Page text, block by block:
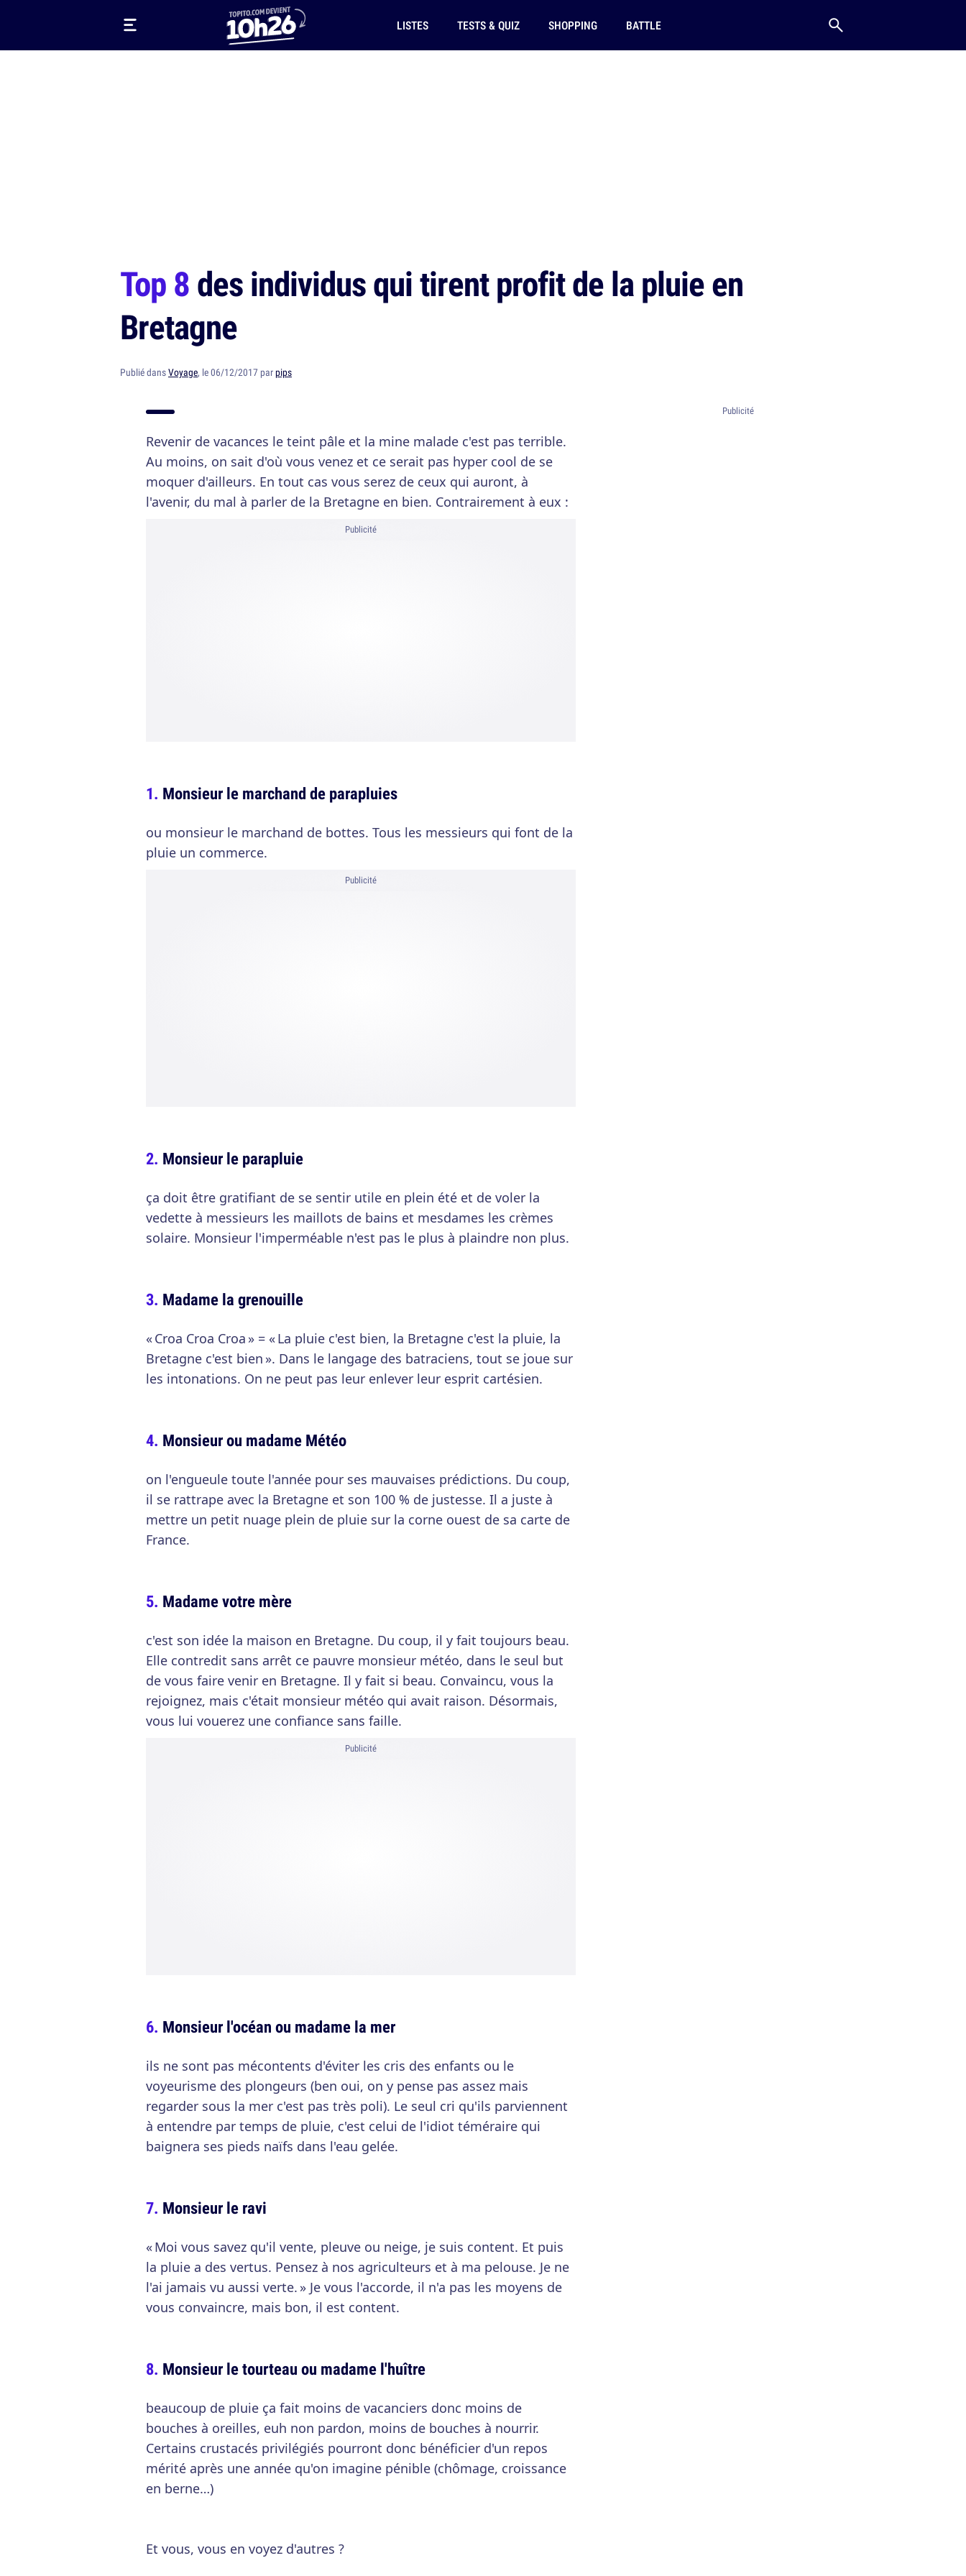
LISTES TESTS & QUIZ SHOPPING BATTLE
Top 8des individus qui tirent profit de la pluie en
Bretagne
Publié dansVoyage, le 06/12/2017 parpips
Revenir de vacances le teint pâle et la mine malade c'est pas terrible.
Au moins, on sait d'où vous venez et ce serait pas hyper cool de se
moquer d'ailleurs. En tout cas vous serez de ceux qui auront, à
l'avenir, du mal à parler de la Bretagne en bien. Contrairement à eux :
Publicité
Monsieur le marchand de parapluies
ou monsieur le marchand de bottes. Tous les messieurs qui font de la
pluie un commerce.
Publicité
Monsieur le parapluie
ça doit être gratifiant de se sentir utile en plein été et de voler la
vedette à messieurs les maillots de bains et mesdames les crèmes
solaire. Monsieur l'imperméable n'est pas le plus à plaindre non plus.
Madame la grenouille
« Croa Croa Croa » = « La pluie c'est bien, la Bretagne c'est la pluie, la
Bretagne c'est bien ». Dans le langage des batraciens, tout se joue sur
les intonations. On ne peut pas leur enlever leur esprit cartésien.
Monsieur ou madame Météo
on l'engueule toute l'année pour ses mauvaises prédictions. Du coup,
il se rattrape avec la Bretagne et son 100 % de justesse. Il a juste à
mettre un petit nuage plein de pluie sur la corne ouest de sa carte de
France.
Madame votre mère
c'est son idée la maison en Bretagne. Du coup, il y fait toujours beau.
Elle contredit sans arrêt ce pauvre monsieur météo, dans le seul but
de vous faire venir en Bretagne. Il y fait si beau. Convaincu, vous la
rejoignez, mais c'était monsieur météo qui avait raison. Désormais,
vous lui vouerez une confiance sans faille.
Publicité
Monsieur l'océan ou madame la mer
ils ne sont pas mécontents d'éviter les cris des enfants ou le
voyeurisme des plongeurs (ben oui, on y pense pas assez mais
regarder sous la mer c'est pas très poli). Le seul cri qu'ils parviennent
à entendre par temps de pluie, c'est celui de l'idiot téméraire qui
baignera ses pieds naïfs dans l'eau gelée.
Monsieur le ravi
« Moi vous savez qu'il vente, pleuve ou neige, je suis content. Et puis
la pluie a des vertus. Pensez à nos agriculteurs et à ma pelouse. Je ne
l'ai jamais vu aussi verte. » Je vous l'accorde, il n'a pas les moyens de
vous convaincre, mais bon, il est content.
Monsieur le tourteau ou madame l'huître
beaucoup de pluie ça fait moins de vacanciers donc moins de
bouches à oreilles, euh non pardon, moins de bouches à nourrir.
Certains crustacés privilégiés pourront donc bénéficier d'un repos
mérité après une année qu'on imagine pénible (chômage, croissance
en berne…)
Et vous, vous en voyez d'autres ?